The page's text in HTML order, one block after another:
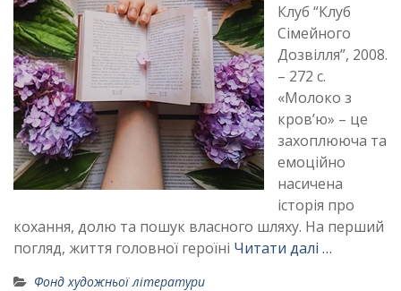
Клуб “Клуб
Сімейного
Дозвілля”, 2008.
– 272 с.
«Молоко з
кров’ю» – це
захоплююча та
емоційно
насичена
історія про
кохання, долю та пошук власного шляху. На перший
погляд, життя головної героїні Читати далі …
Фонд художньої літератури